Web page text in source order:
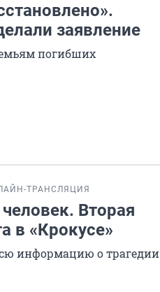
заявление
погибших
ТРАНСЛЯЦИЯ
Вторая
в «Крокусе»
информацию о трагедии